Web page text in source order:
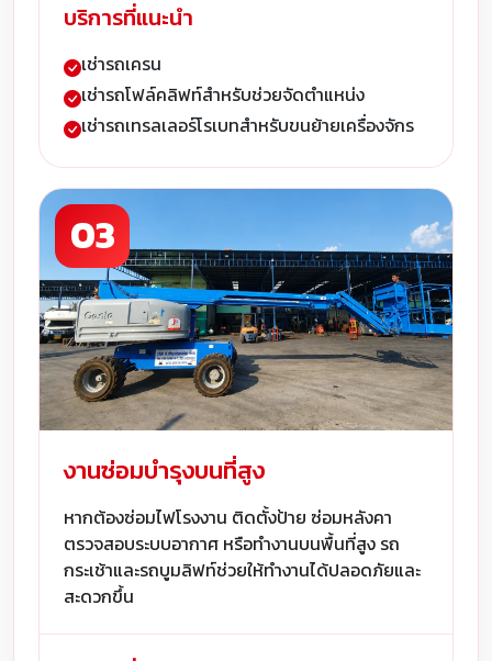
บริการที่แนะนำ
เช่ารถเครน
เช่ารถโฟล์คลิฟท์สำหรับช่วยจัดตำแหน่ง
เช่ารถเทรลเลอร์โรเบทสำหรับขนย้ายเครื่องจักร
03
งานซ่อมบำรุงบนที่สูง
หากต้องซ่อมไฟโรงงาน ติดตั้งป้าย ซ่อมหลังคา
ตรวจสอบระบบอากาศ หรือทำงานบนพื้นที่สูง รถ
กระเช้าและรถบูมลิฟท์ช่วยให้ทำงานได้ปลอดภัยและ
สะดวกขึ้น